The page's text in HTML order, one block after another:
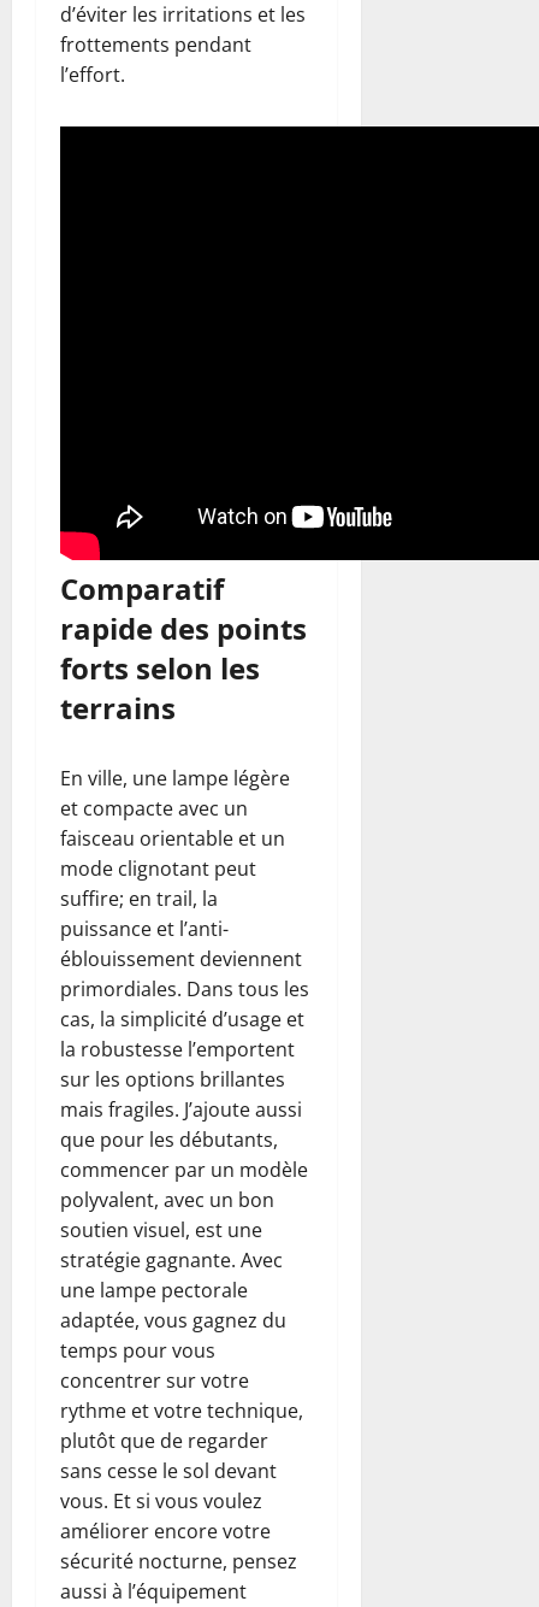
d’éviter les irritations et les
frottements pendant
l’effort.
Comparatif
rapide des points
forts selon les
terrains
En ville, une lampe légère
et compacte avec un
faisceau orientable et un
mode clignotant peut
suffire; en trail, la
puissance et l’anti-
éblouissement deviennent
primordiales. Dans tous les
cas, la simplicité d’usage et
la robustesse l’emportent
sur les options brillantes
mais fragiles. J’ajoute aussi
que pour les débutants,
commencer par un modèle
polyvalent, avec un bon
soutien visuel, est une
stratégie gagnante. Avec
une lampe pectorale
adaptée, vous gagnez du
temps pour vous
concentrer sur votre
rythme et votre technique,
plutôt que de regarder
sans cesse le sol devant
vous. Et si vous voulez
améliorer encore votre
sécurité nocturne, pensez
aussi à l’équipement